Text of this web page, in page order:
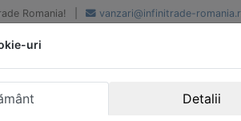
Romania! vanzari@infinitrade-
renume
National si international
uri
Detalii